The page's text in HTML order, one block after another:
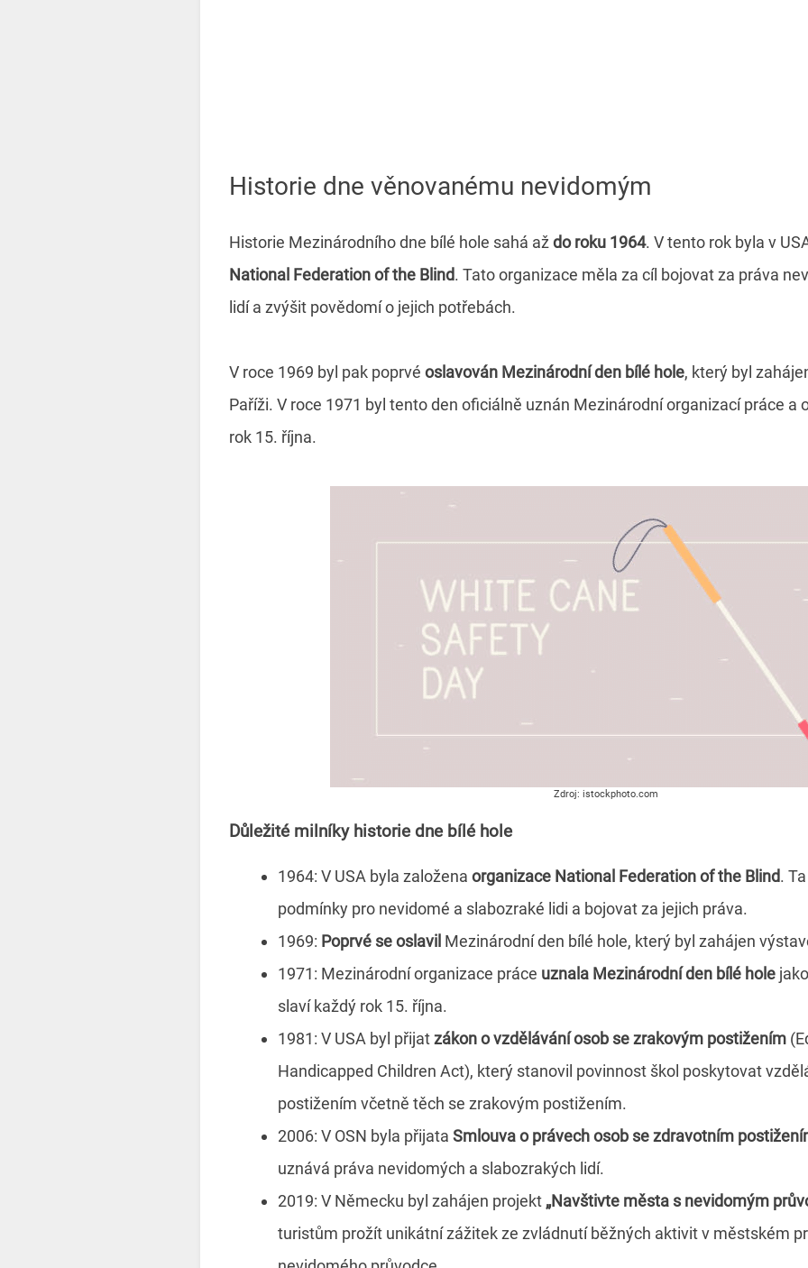
Historie dne věnovanému nevidomým
Historie Mezinárodního dne bílé hole sahá až do roku 1964. V tento rok byla v
National Federation of the Blind. Tato organizace měla za cíl bojovat za práva
lidí a zvýšit povědomí o jejich potřebách.
V roce 1969 byl pak poprvé oslavován Mezinárodní den bílé hole, který byl
Paříži. V roce 1971 byl tento den oficiálně uznán Mezinárodní organizací práce a
rok 15. října.
Zdroj: istockphoto.com
Důležité milníky historie dne bílé hole
1964: V USA byla založena organizace National Federation of the Blind.
podmínky pro nevidomé a slabozraké lidi a bojovat za jejich práva.
1969: Poprvé se oslavil Mezinárodní den bílé hole, který byl zahájen
1971: Mezinárodní organizace práce uznala Mezinárodní den bílé hole
slaví každý rok 15. října.
1981: V USA byl přijatzákon o vzdělávání osob se zrakovým postižením
Handicapped Children Act), který stanovil povinnost škol poskytovat
postižením včetně těch se zrakovým postižením.
2006: V OSN byla přijata Smlouva o právech osob se zdravotním
uznává práva nevidomých a slabozrakých lidí.
2019: V Německu byl zahájen projekt „Navštivte města s nevidomým
turistům prožít unikátní zážitek ze zvládnutí běžných aktivit v městském